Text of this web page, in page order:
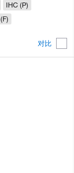
对比
IHC (P)